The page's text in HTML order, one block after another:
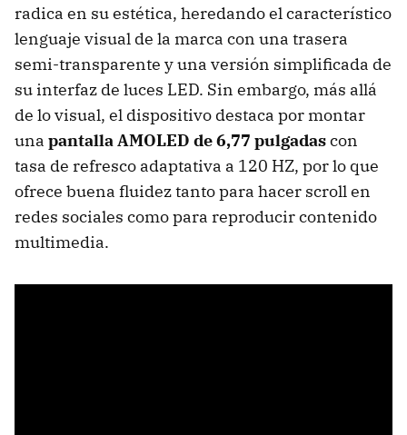
radica en su estética, heredando el característico
lenguaje visual de la marca con una trasera
semi-transparente y una versión simplificada de
su interfaz de luces LED. Sin embargo, más allá
de lo visual, el dispositivo destaca por montar
una pantalla AMOLED de 6,77 pulgadascon
tasa de refresco adaptativa a 120 HZ, por lo que
ofrece buena fluidez tanto para hacer scroll en
redes sociales como para reproducir contenido
multimedia.